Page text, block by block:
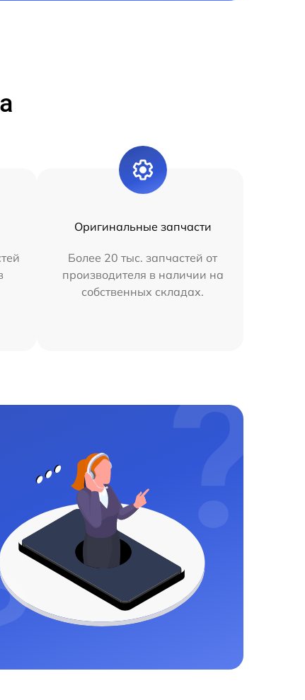
Оригинальные запчасти
Более 20 тыс. запчастей от
производителя в наличии на
собственных складах.